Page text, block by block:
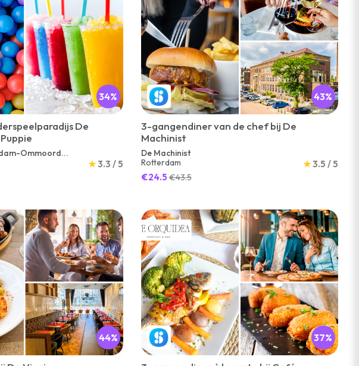
34%
De
Ommoord...
★3.3 / 5
43%
3-gangendiner van de chef bij De
Machinist
De Machinist
Rotterdam
★3.5 / 5
€24.5€43.5
44% 37%